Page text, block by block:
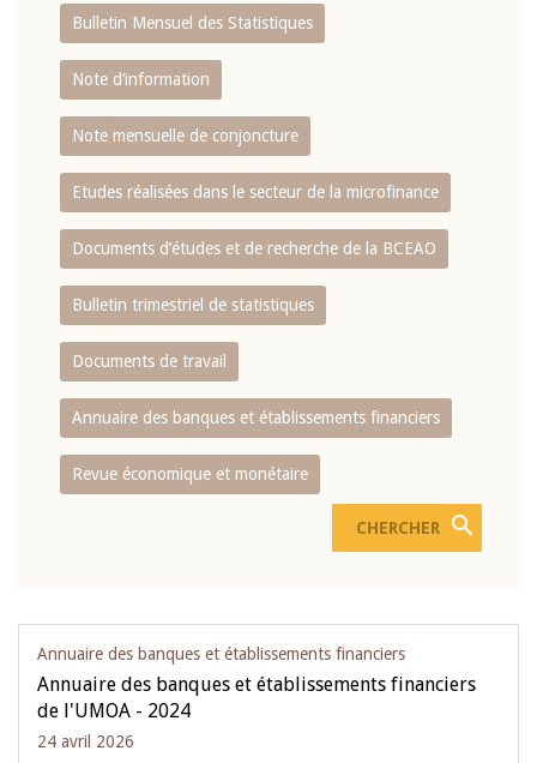
Bulletin Mensuel des Statistiques
Note d’information
Note mensuelle de conjoncture
Etudes réalisées dans le secteur de la microfinance
Documents d’études et de recherche de la BCEAO
Bulletin trimestriel de statistiques
Documents de travail
Annuaire des banques et établissements financiers
Revue économique et monétaire
Annuaire des banques et établissements financiers
Annuaire des banques et établissements financiers
de l'UMOA - 2024
24 avril 2026